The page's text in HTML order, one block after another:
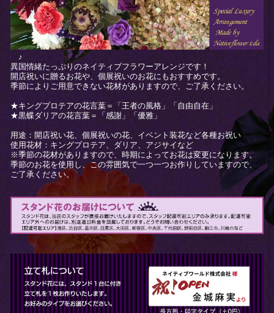
♪
異国情緒たっぷりのネイティブフラワーアレンジです！
開店祝いに贈るお花や、個展祝いのお花にもおすすめです。
季節によりご用意できない花材がありますので、ご了承ください。
★キングプロテアの花言葉＝「王者の風格」「自由自在」
★黒蝶ダリアの花言葉＝「感謝」「優雅」
用途：開店祝い花、個展祝いの花、イベント装花など各種お祝い
使用花材：キングプロテア、ダリア、アジサイなど
※季節の花材がありますので、時期によってお花は変更になります。
季節のお花を使用し、この雰囲気で一つ一つお作りしていますので、
ご了承ください。